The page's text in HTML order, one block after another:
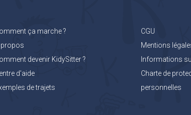
ça marche ?
propos
devenir KidySitter ?
d'aide
de trajets
CGU
Mentions
Informations
Charte de
personnelles